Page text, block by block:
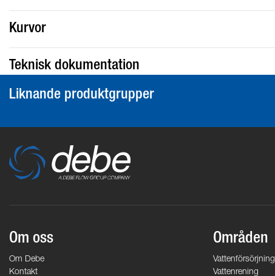
Kurvor
Teknisk dokumentation
Liknande produktgrupper
Om oss
Om Debe
Kontakt
Områden
Vattenförsörjning
Vattenrening